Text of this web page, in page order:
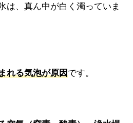
は、真ん中が白く濁っていま
れる気泡が原因です。